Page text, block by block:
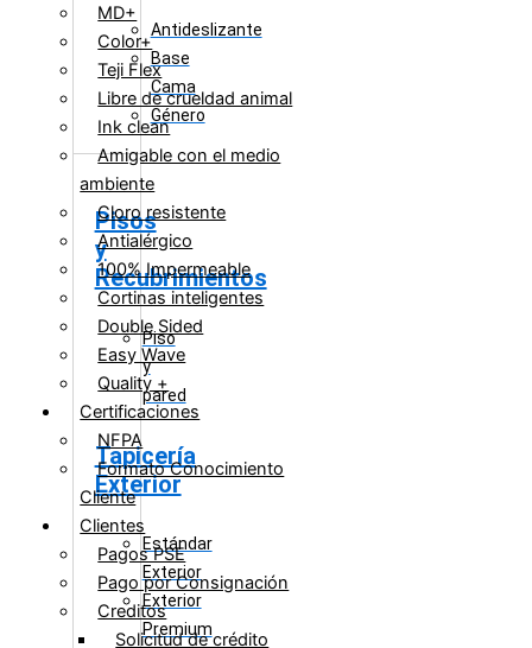
Antideslizante
Base
Cama
Género
Pisos
y
Recubrimientos
Piso
y
pared
Tapicería
Exterior
Estándar
Exterior
Exterior
Premium
MD+
Color+
Teji Flex
Libre de crueldad animal
Ink clean
Amigable con el medio
ambiente
Cloro resistente
Antialérgico
100% Impermeable
Cortinas inteligentes
Double Sided
Easy Wave
Quality +
Certificaciones
NFPA
Formato Conocimiento
Cliente
Clientes
Pagos PSE
Pago por Consignación
Creditos
Solicitud de crédito